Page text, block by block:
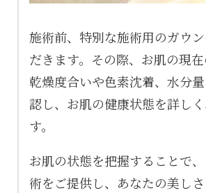
施術前、特別な施術用のガウ
だきます。その際、お肌の現
乾燥度合いや色素沈着、水分
認し、お肌の健康状態を詳し
す。
お肌の状態を把握することで
術をご提供し、あなたの美し